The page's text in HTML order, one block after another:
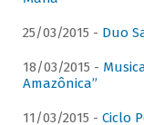
25/03/2015 - Duo
18/03/2015 -
Amazônica”
11/03/2015 - Ciclo